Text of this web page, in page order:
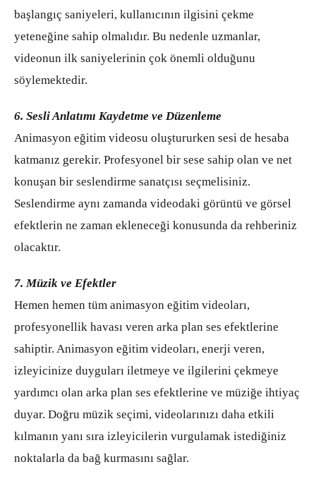
başlangıç saniyeleri, kullanıcının ilgisini çekme
yeteneğine sahip olmalıdır. Bu nedenle uzmanlar,
videonun ilk saniyelerinin çok önemli olduğunu
söylemektedir.
6. Sesli Anlatımı Kaydetme ve Düzenleme
Animasyon eğitim videosu oluştururken sesi de hesaba
katmanız gerekir. Profesyonel bir sese sahip olan ve net
konuşan bir seslendirme sanatçısı seçmelisiniz.
Seslendirme aynı zamanda videodaki görüntü ve görsel
efektlerin ne zaman ekleneceği konusunda da rehberiniz
olacaktır.
7. Müzik ve Efektler
Hemen hemen tüm animasyon eğitim videoları,
profesyonellik havası veren arka plan ses efektlerine
sahiptir. Animasyon eğitim videoları, enerji veren,
izleyicinize duyguları iletmeye ve ilgilerini çekmeye
yardımcı olan arka plan ses efektlerine ve müziğe ihtiyaç
duyar. Doğru müzik seçimi, videolarınızı daha etkili
kılmanın yanı sıra izleyicilerin vurgulamak istediğiniz
noktalarla da bağ kurmasını sağlar.